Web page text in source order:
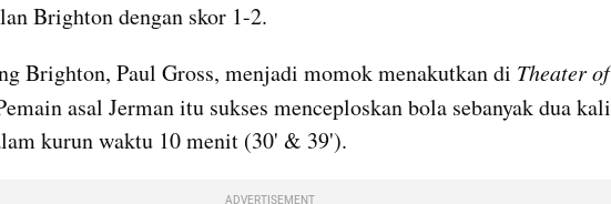
Brighton dengan skor 1-2.
Brighton, Paul Gross, menjadi momok menakutkan di Theater of
asal Jerman itu sukses menceploskan bola sebanyak dua kali
kurun waktu 10 menit (30' & 39').
ADVERTISEMENT